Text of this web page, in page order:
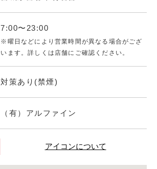
7:00〜23:00
※曜日などにより営業時間が異なる場合がござ
います。詳しくは店舗にご確認ください。
対策あり(禁煙)
（有）アルファイン
アイコンについて